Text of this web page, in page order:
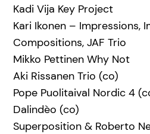
Kadi Vija Key Project
Kari Ikonen – Impressions,
Compositions, JAF Trio
Mikko Pettinen Why Not
Aki Rissanen Trio (co)
Pope Puolitaival Nordic 4
Dalindèo (co)
Superposition & Roberto